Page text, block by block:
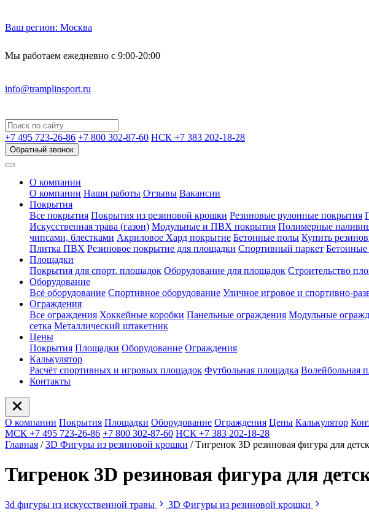
Ваш регион: Москва
Мы работаем ежедневно с 9:00-20:00
info@tramplinsport.ru
+7 495 723-26-86 +7 800 302-87-60 НСК +7 383 202-18-28
Обратный звонок
О компании
О компании Наши работы Отзывы Вакансии
Покрытия
Все покрытия Покрытия из резиновой крошки Резиновые рулонные покрытия
Искусственная трава (газон) Модульные и ПВХ покрытия Полимерные
чипсами, блестками Акриловое Хард покрытие Бетонные полы Купить
Плитка ПВХ Резиновое покрытие для площадки Спортивный паркет Бетонные
Площадки
Покрытия для спорт. площадок Оборудование для площадок Строительство
Оборудование
Всё оборудование Спортивное оборудование Уличное игровое и спортивно-
Ограждения
Все ограждения Хоккейные коробки Панельные ограждения Модульные
сетка Металлический штакетник
Цены
Покрытия Площадки Оборудование Ограждения
Калькулятор
Расчёт спортивных и игровых площадок Футбольная площадка Волейбольная
Контакты
О компании Покрытия Площадки Оборудование Ограждения Цены Калькулятор
МСК +7 495 723-26-86 +7 800 302-87-60 НСК +7 383 202-18-28
Главная / 3D Фигуры из резиновой крошки / Тигренок 3D резиновая фигура для
Тигренок 3D резиновая фигура для
3d фигуры из искусственной травы 3D Фигуры из резиновой крошки